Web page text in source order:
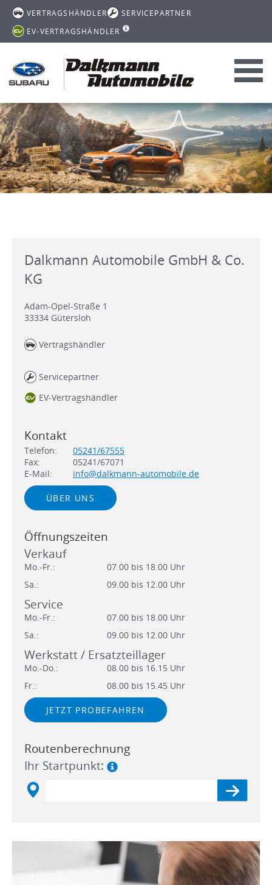
VERTRAGSHÄNDLER
SERVICEPARTNER
EV-VERTRAGSHÄNDLER
Dalkmann Automobile GmbH & Co.
KG
Adam-Opel-Straße 1
33334 Gütersloh
Vertragshändler
Servicepartner
EV-Vertragshändler
Kontakt
Telefon:
05241/67555
Fax:
05241/67071
E-Mail:
info@dalkmann-automobile.de
ÜBER UNS
Öffnungszeiten
Verkauf
Mo.-Fr.:
07.00 bis 18.00 Uhr
Sa.:
09.00 bis 12.00 Uhr
Service
Mo.-Fr.:
07.00 bis 18.00 Uhr
Sa.:
09.00 bis 12.00 Uhr
Werkstatt / Ersatzteillager
Mo.-Do.:
08.00 bis 16.15 Uhr
Fr.:
08.00 bis 15.45 Uhr
JETZT PROBEFAHREN
Routenberechnung
Ihr Startpunkt: